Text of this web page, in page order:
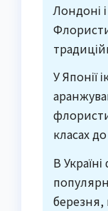
Лондоні
У Японії
класах
В
березня,